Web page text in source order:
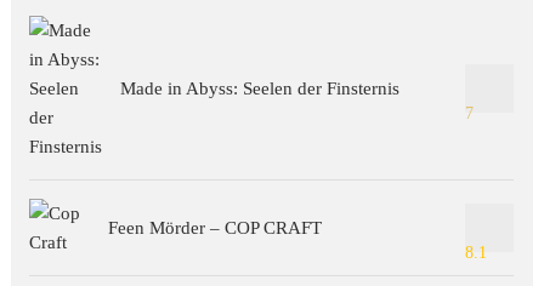
Made in Abyss: Seelen der Finsternis
7
Feen Mörder – COP CRAFT
8.1